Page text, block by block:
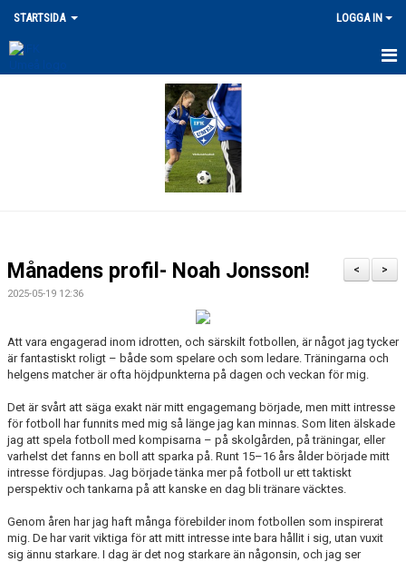
STARTSIDA LOGGA IN
FRITIDSKORTET / STÖDFOND
FÖRSÄKRING / SKADOR
>
<
Månadens profil- Noah Jonsson!
2025-05-19 12:36
Att vara engagerad inom idrotten, och särskilt fotbollen, är något jag tycker
är fantastiskt roligt – både som spelare och som ledare. Träningarna och
helgens matcher är ofta höjdpunkterna på dagen och veckan för mig.
Det är svårt att säga exakt när mitt engagemang började, men mitt intresse
för fotboll har funnits med mig så länge jag kan minnas. Som liten älskade
jag att spela fotboll med kompisarna – på skolgården, på träningar, eller
varhelst det fanns en boll att sparka på. Runt 15–16 års ålder började mitt
intresse fördjupas. Jag började tänka mer på fotboll ur ett taktiskt
perspektiv och tankarna på att kanske en dag bli tränare väcktes.
Genom åren har jag haft många förebilder inom fotbollen som inspirerat
mig. De har varit viktiga för att mitt intresse inte bara hållit i sig, utan vuxit
sig ännu starkare. I dag är det nog starkare än någonsin, och jag ser